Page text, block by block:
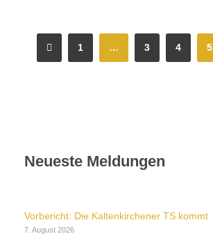
1 … 3 4 5
Neueste Meldungen
Vorbericht: Die Kaltenkirchener TS kommt
7. August 2026